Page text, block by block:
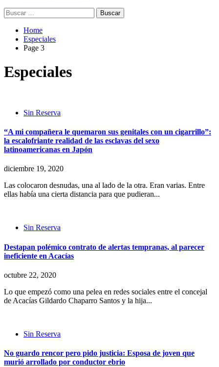
Buscar:
Home
Especiales
Page 3
Especiales
Sin Reserva
“A mi compañera le quemaron sus genitales con un cigarrillo”:
la escalofriante realidad de las esclavas del sexo
latinoamericanas en Japón
diciembre 19, 2020
Las colocaron desnudas, una al lado de la otra. Eran varias. Entre
ellas había una cierta distancia para que pudieran...
Sin Reserva
Destapan polémico contrato de alertas tempranas, al parecer
ineficiente en Acacías
octubre 22, 2020
Lo que empezó como una pelea en redes sociales entre el concejal
de Acacías Gildardo Chaparro Santos y la hija...
Sin Reserva
No guardo rencor pero pido justicia: Esposa de joven que
murió arrollado por conductor ebrio